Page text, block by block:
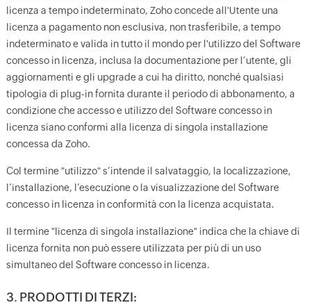
licenza a tempo indeterminato, Zoho concede all'Utente una
licenza a pagamento non esclusiva, non trasferibile, a tempo
indeterminato e valida in tutto il mondo per l'utilizzo del Software
concesso in licenza, inclusa la documentazione per l’utente, gli
aggiornamenti e gli upgrade a cui ha diritto, nonché qualsiasi
tipologia di plug-in fornita durante il periodo di abbonamento, a
condizione che accesso e utilizzo del Software concesso in
licenza siano conformi alla licenza di singola installazione
concessa da Zoho.
Col termine "utilizzo" s’intende il salvataggio, la localizzazione,
l’installazione, l’esecuzione o la visualizzazione del Software
concesso in licenza in conformità con la licenza acquistata.
Il termine "licenza di singola installazione" indica che la chiave di
licenza fornita non può essere utilizzata per più di un uso
simultaneo del Software concesso in licenza.
3. PRODOTTI DI TERZI: